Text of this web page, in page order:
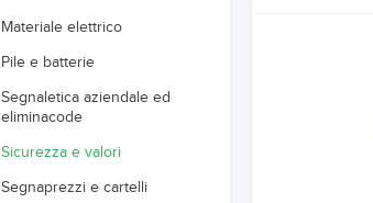
Materiale elettrico
Pile e batterie
Segnaletica aziendale ed
eliminacode
Sicurezza e valori
Segnaprezzi e cartelli